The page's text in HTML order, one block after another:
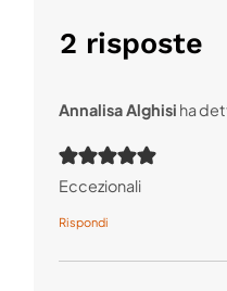
2 risposte
Annalisa Alghisi ha
Eccezionali
Rispondi